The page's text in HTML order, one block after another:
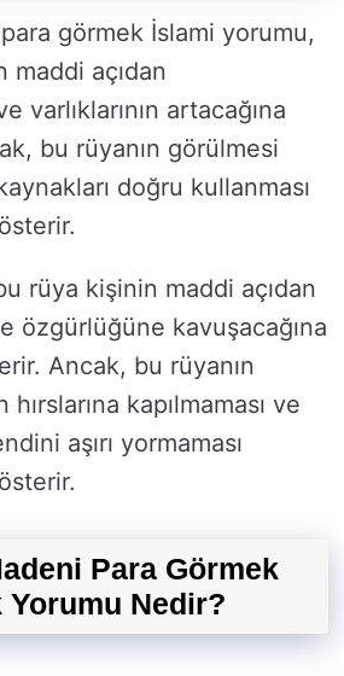
görmek İslami yorumu,
açıdan
varlıklarının artacağına
bu rüyanın görülmesi
doğru kullanması
rüya kişinin maddi açıdan
özgürlüğüne kavuşacağına
Ancak, bu rüyanın
kapılmaması ve
aşırı yormaması
Para Görmek
Nedir?